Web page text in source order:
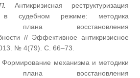
Антикризисная реструктуризация
в судебном режиме: методика
плана восстановления
// Эффективное антикризисное
№ 4(79). С. 66–73.
Формирование механизма и методики
плана восстановления